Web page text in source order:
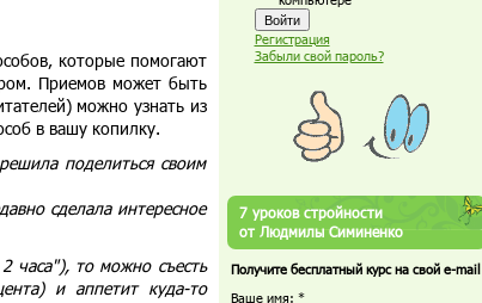
которые помогают
Приемов может быть
можно узнать из
в вашу копилку.
поделиться своим
сделала интересное
часа"), то можно съесть
и аппетит куда-то
Регистрация
Забыли свой пароль?
7 уроков стройности
от Людмилы Симиненко
Получите бесплатный курс на свой e-mail
Ваше имя: *